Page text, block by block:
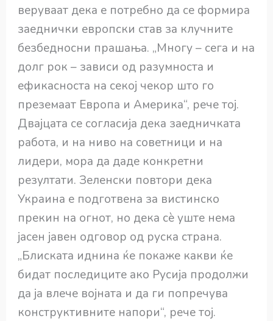
веруваат дека е потребно да се формира
заеднички европски став за клучните
безбедносни прашања. „Многу – сега и на
долг рок – зависи од разумноста и
ефикасноста на секој чекор што го
преземаат Европа и Америка“, рече тој.
Двајцата се согласија дека заедничката
работа, и на ниво на советници и на
лидери, мора да даде конкретни
резултати. Зеленски повтори дека
Украина е подготвена за вистинско
прекин на огнот, но дека сè уште нема
јасен јавен одговор од руска страна.
„Блиската иднина ќе покаже какви ќе
бидат последиците ако Русија продолжи
да ја влече војната и да ги попречува
конструктивните напори“, рече тој.